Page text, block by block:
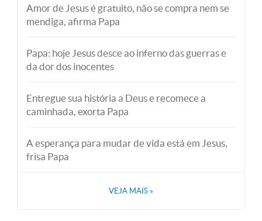
Amor de Jesus é gratuito, não se compra nem se
mendiga, afirma Papa
Papa: hoje Jesus desce ao inferno das guerras e
da dor dos inocentes
Entregue sua história a Deus e recomece a
caminhada, exorta Papa
A esperança para mudar de vida está em Jesus,
frisa Papa
VEJA MAIS »